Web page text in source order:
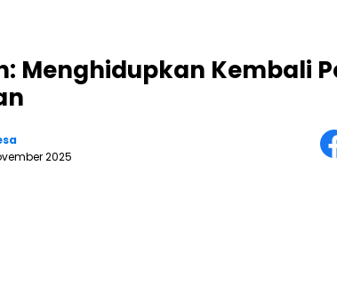
Menghidupkan Kembali
2025